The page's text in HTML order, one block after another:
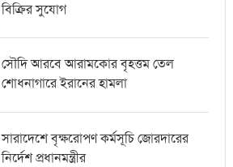
বিক্রির সুযোগ
সৌদি আরবে আরামকোর বৃহত্তম তেল
শোধনাগারে ইরানের হামলা
সারাদেশে বৃক্ষরোপণ কর্মসূচি জোরদারের
নির্দেশ প্রধানমন্ত্রীর